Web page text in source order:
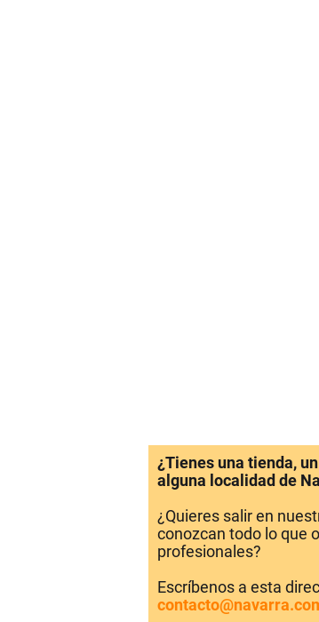
¿Tienes una tienda,
alguna localidad de
¿Quieres salir en
conozcan todo lo que
profesionales?
Escríbenos a esta